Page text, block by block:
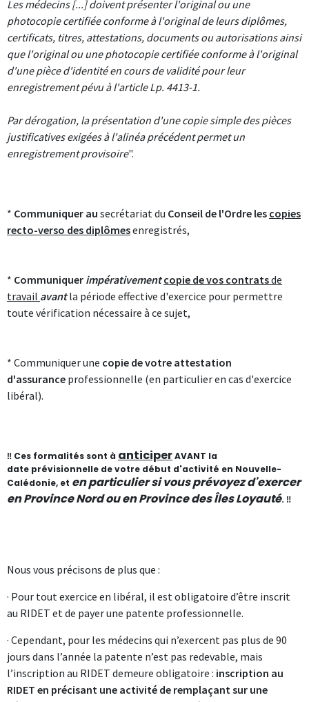
Les médecins [...] doivent présenter l'original ou une
photocopie certifiée conforme à l'original de leurs diplômes,
certificats, titres, attestations, documents ou autorisations ainsi
que l'original ou une photocopie certifiée conforme à l'original
d'une pièce d'identité en cours de validité pour leur
enregistrement pévu à l'article Lp. 4413-1.
Par dérogation, la présentation d'une copie simple des pièces
justificatives exigées à l'alinéa précédent permet un
enregistrement provisoire".
* Communiquer au secrétariat du Conseil de l'Ordre les copies
recto-verso des diplômesenregistrés,
* Communiquer impérativementcopie de vos contratsde
travail avantla période effective d'exercice pour permettre
toute vérification nécessaire à ce sujet,
* Communiquer une copie de votre attestation
d'assurance professionnelle (en particulier en cas d'exercice
libéral).
‼ Ces formalités sont à anticiperAVANT la
date prévisionnelle de votre début d'activité en Nouvelle-
Calédonie, et en particulier si vous prévoyez d'exercer
en Province Nord ou en Province des Îles Loyauté. ‼
Nous vous précisons de plus que :
· Pour tout exercice en libéral, il est obligatoire d’être inscrit
au RIDET et de payer une patente professionnelle.
· Cependant, pour les médecins qui n’exercent pas plus de 90
jours dans l’année la patente n’est pas redevable, mais
l’inscription au RIDET demeure obligatoire : inscription au
RIDET en précisant une activité de remplaçant sur une